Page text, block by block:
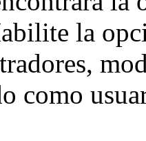
la
como